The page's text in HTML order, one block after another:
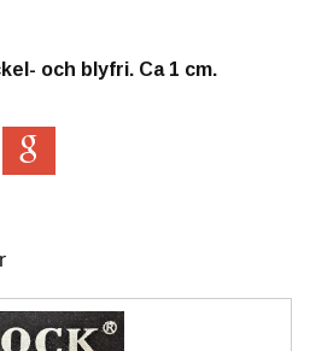
och blyfri. Ca 1 cm.